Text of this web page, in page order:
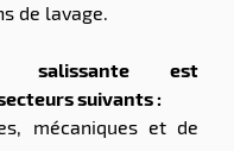
de lavage.
salissante est
suivants :
mécaniques et de